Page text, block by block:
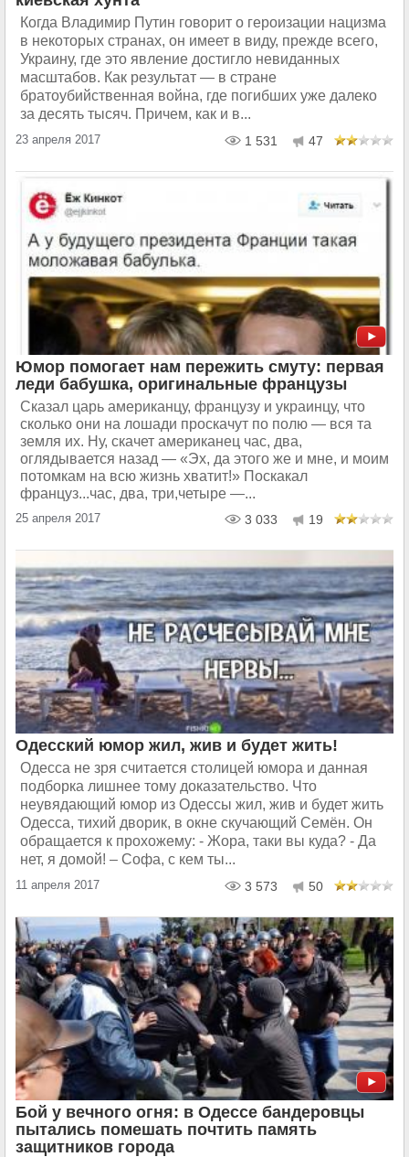
Когда Владимир Путин говорит о героизации нацизма
в некоторых странах, он имеет в виду, прежде всего,
Украину, где это явление достигло невиданных
масштабов. Как результат — в стране
братоубийственная война, где погибших уже далеко
за десять тысяч. Причем, как и в...
23 апреля 2017 1 531 47
Юмор помогает нам пережить смуту: первая
леди бабушка, оригинальные французы
Сказал царь американцу, французу и украинцу, что
сколько они на лошади проскачут по полю — вся та
земля их. Ну, скачет американец час, два,
оглядывается назад — «Эх, да этого же и мне, и моим
потомкам на всю жизнь хватит!» Поскакал
француз...час, два, три,четыре —...
25 апреля 2017 3 033 19
Одесский юмор жил, жив и будет жить!
Одесса не зря считается столицей юмора и данная
подборка лишнее тому доказательство. Что
неувядающий юмор из Одессы жил, жив и будет жить
Одесса, тихий дворик, в окне скучающий Семён. Он
обращается к прохожему: - Жора, таки вы куда? - Да
нет, я домой! – Софа, с кем ты...
11 апреля 2017 3 573 50
Бой у вечного огня: в Одессе бандеровцы
пытались помешать почтить память
защитников города